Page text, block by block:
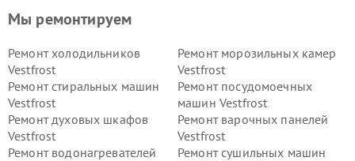
Мы ремонтируем
Ремонт холодильников
Vestfrost
Ремонт морозильных камер
Vestfrost
Ремонт стиральных машин
Vestfrost
Ремонт посудомоечных
машин Vestfrost
Ремонт духовых шкафов
Vestfrost
Ремонт варочных панелей
Vestfrost
Ремонт водонагревателей
Ремонт сушильных машин